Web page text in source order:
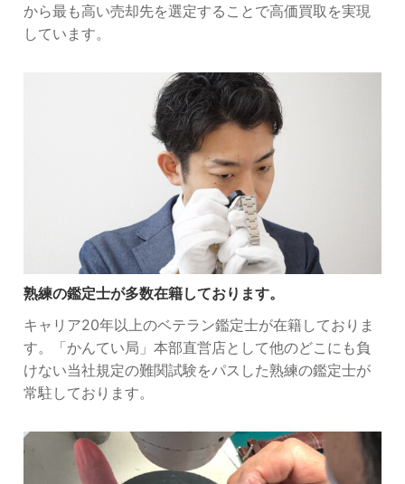
から最も高い売却先を選定することで高価買取を実現
しています。
熟練の鑑定士が多数在籍しております。
キャリア20年以上のベテラン鑑定士が在籍しておりま
す。「かんてい局」本部直営店として他のどこにも負
けない当社規定の難関試験をパスした熟練の鑑定士が
常駐しております。